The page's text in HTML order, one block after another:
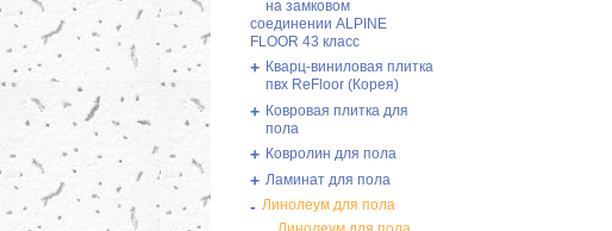
на замковом
соединении ALPINE
FLOOR 43 класс
+ Кварц-виниловая плитка
пвх ReFloor (Корея)
+ Ковровая плитка для
пола
+ Ковролин для пола
+ Ламинат для пола
- Линолеум для пола